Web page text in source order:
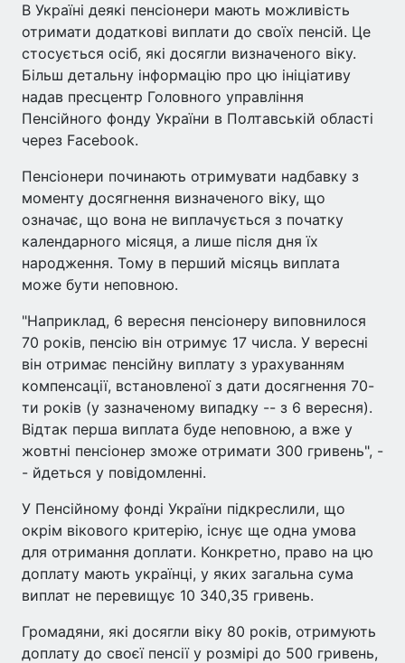
В Україні деякі пенсіонери мають можливість
отримати додаткові виплати до своїх пенсій. Це
стосується осіб, які досягли визначеного віку.
Більш детальну інформацію про цю ініціативу
надав пресцентр Головного управління
Пенсійного фонду України в Полтавській області
через Facebook.
Пенсіонери починають отримувати надбавку з
моменту досягнення визначеного віку, що
означає, що вона не виплачується з початку
календарного місяця, а лише після дня їх
народження. Тому в перший місяць виплата
може бути неповною.
"Наприклад, 6 вересня пенсіонеру виповнилося
70 років, пенсію він отримує 17 числа. У вересні
він отримає пенсійну виплату з урахуванням
компенсації, встановленої з дати досягнення 70-
ти років (у зазначеному випадку -- з 6 вересня).
Відтак перша виплата буде неповною, а вже у
жовтні пенсіонер зможе отримати 300 гривень", -
- йдеться у повідомленні.
У Пенсійному фонді України підкреслили, що
окрім вікового критерію, існує ще одна умова
для отримання доплати. Конкретно, право на цю
доплату мають українці, у яких загальна сума
виплат не перевищує 10 340,35 гривень.
Громадяни, які досягли віку 80 років, отримують
доплату до своєї пенсії у розмірі до 500 гривень,